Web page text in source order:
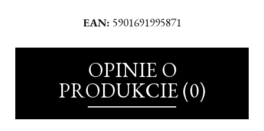
EAN: 5901691995871
OPINIE O
PRODUKCIE (0)